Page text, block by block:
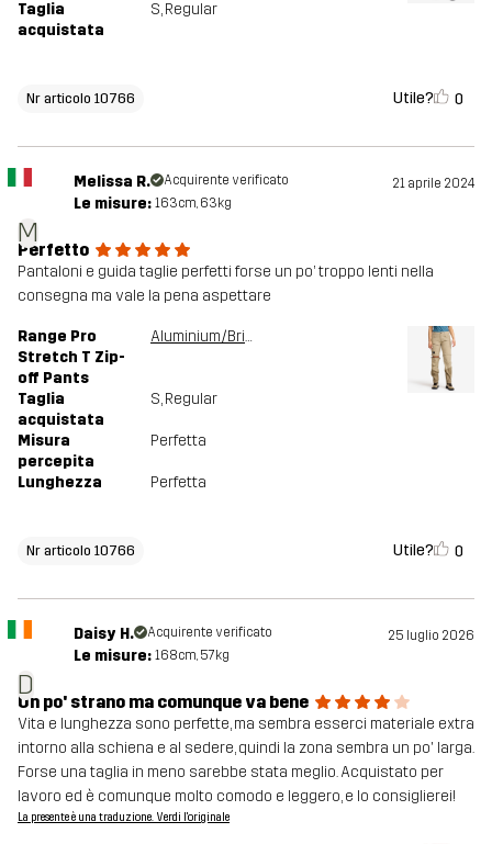
Taglia
acquistata
S, Regular
Nr articolo 10766 Utile? 0
M
Melissa R. Acquirente verificato 21 aprile 2024
Le misure: 163cm, 63kg
Perfetto
Pantaloni e guida taglie perfetti forse un po’ troppo lenti nella
consegna ma vale la pena aspettare
Range Pro
Stretch T Zip-
off Pants
Aluminium/Brindle
Taglia
acquistata
S, Regular
Misura
percepita
Perfetta
Lunghezza Perfetta
Nr articolo 10766 Utile? 0
D
Daisy H. Acquirente verificato 25 luglio 2026
Le misure: 168cm, 57kg
Un po' strano ma comunque va bene
Vita e lunghezza sono perfette, ma sembra esserci materiale extra
intorno alla schiena e al sedere, quindi la zona sembra un po' larga.
Forse una taglia in meno sarebbe stata meglio. Acquistato per
lavoro ed è comunque molto comodo e leggero, e lo consiglierei!
La presente è una traduzione. Verdi l'originale